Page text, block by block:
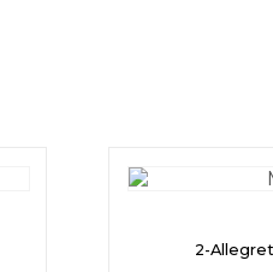
2-